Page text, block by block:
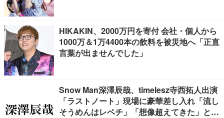
HIKAKIN、2000万円を寄付 会社・個人から
1000万＆1万4400本の飲料を被災地へ「正直
言葉が出ませんでした」
Snow Man深澤辰哉、timelesz寺西拓人出演
「ラストノート」現場に豪華差し入れ「流し
そうめんはレベチ」「想像超えてきた」と絶